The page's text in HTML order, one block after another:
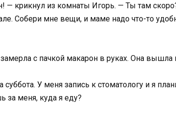
— крикнул из комнаты Игорь. — Ты там
Собери мне вещи, и маме надо что-то
с пачкой макарон в руках. Она вышла
суббота. У меня запись к стоматологу и я
за меня, куда я еду?